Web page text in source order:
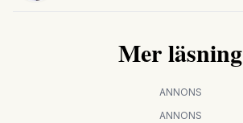
Mer läsning
ANNONS
ANNONS